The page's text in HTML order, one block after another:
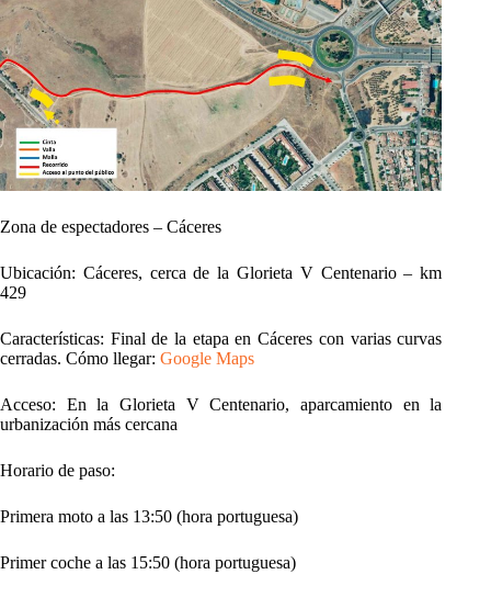
Zona de espectadores – Cáceres
Ubicación: Cáceres, cerca de la Glorieta V Centenario – km
429
Características: Final de la etapa en Cáceres con varias curvas
cerradas. Cómo llegar: Google Maps
Acceso: En la Glorieta V Centenario, aparcamiento en la
urbanización más cercana
Horario de paso:
Primera moto a las 13:50 (hora portuguesa)
Primer coche a las 15:50 (hora portuguesa)